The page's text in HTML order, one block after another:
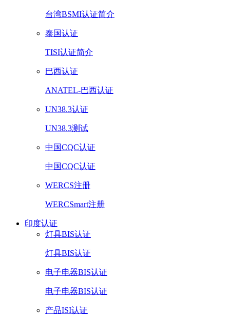
台湾BSMI认证简介
泰国认证
TISI认证简介
巴西认证
ANATEL-巴西认证
UN38.3认证
UN38.3测试
中国CQC认证
中国CQC认证
WERCS注册
WERCSmart注册
印度认证
灯具BIS认证
灯具BIS认证
电子电器BIS认证
电子电器BIS认证
产品ISI认证